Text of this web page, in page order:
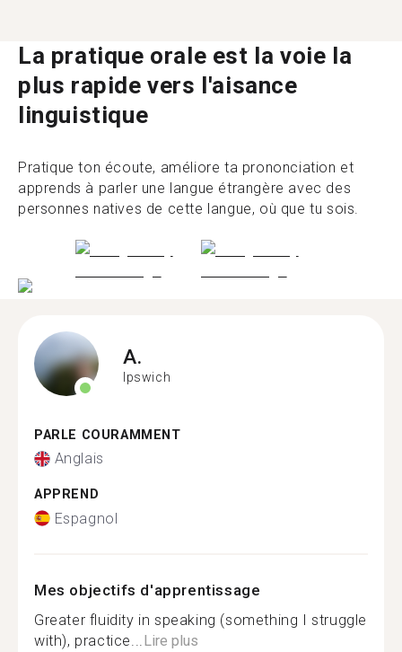
La pratique orale est la voie la
plus rapide vers l'aisance
linguistique
Pratique ton écoute, améliore ta prononciation et
apprends à parler une langue étrangère avec des
personnes natives de cette langue, où que tu sois.
A.
Ipswich
PARLE COURAMMENT
Anglais
APPREND
Espagnol
Mes objectifs d'apprentissage
Greater fluidity in speaking (something I struggle
with), practice... Lire plus